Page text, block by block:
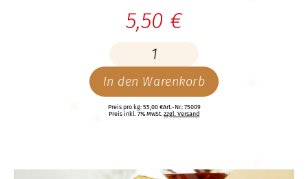
5,50 €
In den Warenkorb
Preis pro kg: 55,00 €Art.-Nr.: 75009
Preis inkl. 7% MwSt. zzgl. Versand